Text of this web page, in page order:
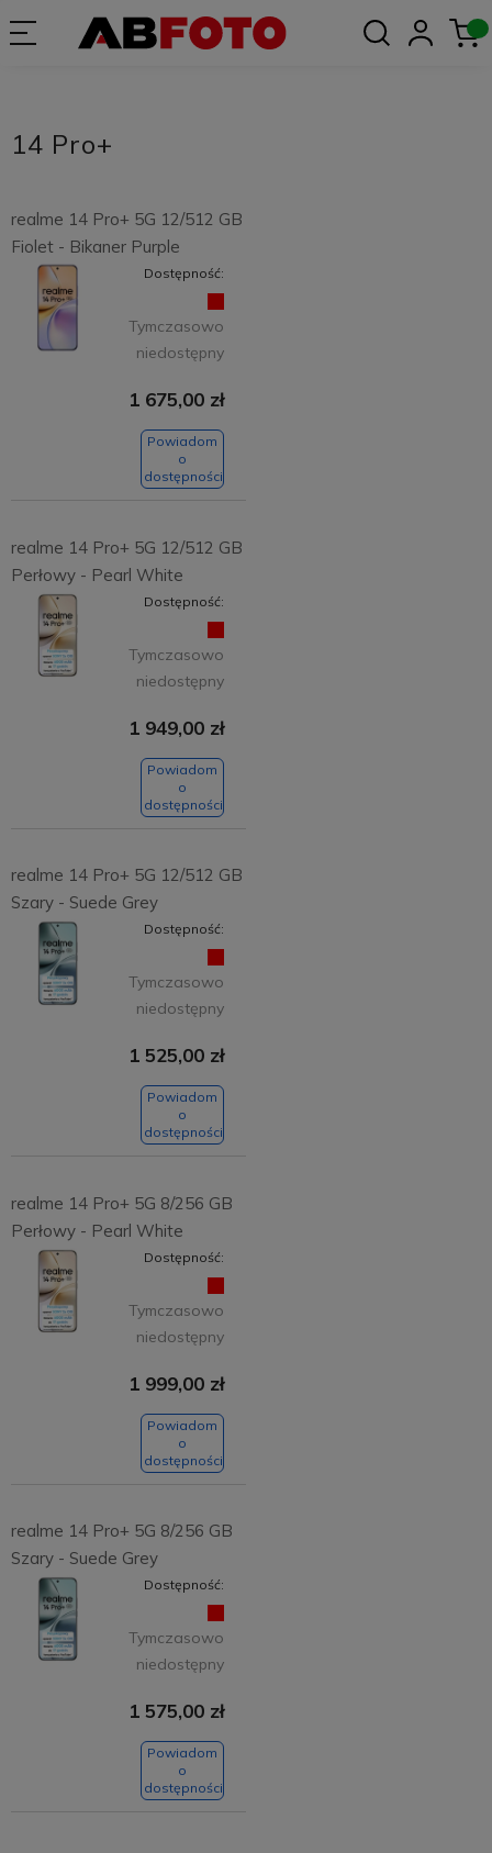
14 Pro+
realme 14 Pro+ 5G 12/512 GB
Fiolet - Bikaner Purple
Dostępność:
Tymczasowo
niedostępny
1 675,00 zł
Powiadom
o
dostępności
realme 14 Pro+ 5G 12/512 GB
Perłowy - Pearl White
Dostępność:
Tymczasowo
niedostępny
1 949,00 zł
Powiadom
o
dostępności
realme 14 Pro+ 5G 12/512 GB
Szary - Suede Grey
Dostępność:
Tymczasowo
niedostępny
1 525,00 zł
Powiadom
o
dostępności
realme 14 Pro+ 5G 8/256 GB
Perłowy - Pearl White
Dostępność:
Tymczasowo
niedostępny
1 999,00 zł
Powiadom
o
dostępności
realme 14 Pro+ 5G 8/256 GB
Szary - Suede Grey
Dostępność:
Tymczasowo
niedostępny
1 575,00 zł
Powiadom
o
dostępności